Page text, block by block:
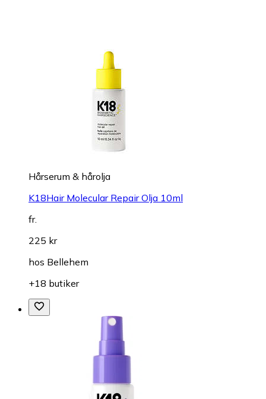
Hårserum & hårolja
K18Hair Molecular Repair Olja 10ml
fr.
225 kr
hos Bellehem
+18 butiker